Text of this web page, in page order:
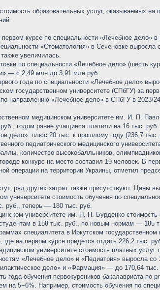
образовательных услуг, оказываемых
курсе по специальности «Лечебное
«Стоматология» в Сеченовке
увеличилась.
по специальности «Лечебное дело» (шесть
— с 2,49 млн до 3,91 млн руб.
года по специальности «Лечебное дело»
государственном университете (СПбГУ) за
направлению «Лечебное дело» в СПбГУ в
медицинском университете им. И. П.
годом ранее учащиеся платили на 16 тыс.
дело»: плюс 20 тыс. к прошлому году (236,7
педиатрического медицинского
количество высокобалльников,
конкурс на место составил 19 человек. В
операции на территории Украины, отметил
ряд других затрат также присутствуют. Цены
университете стоимость обучения по
руб., теперь — 180 тыс. руб.
университете им. Н. Н. Бурденко
в 158 тыс. руб., по новым нормам — 185
специалитета в Иркутском
где на первом курсе придется отдать 226,2 тыс.
университете стоимость платных
«Лечебное дело» и «Педиатрия» выросла
дело» и «Фармация» — до 170,64
года обучения первокурсников бакалавриата
на 5−6%. Например, стоимость обучения по